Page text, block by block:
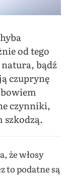
od tego
bądź
czuprynę
czynniki,
szkodzą.
że włosy
to podatne są